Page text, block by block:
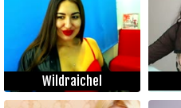
Wildraichel